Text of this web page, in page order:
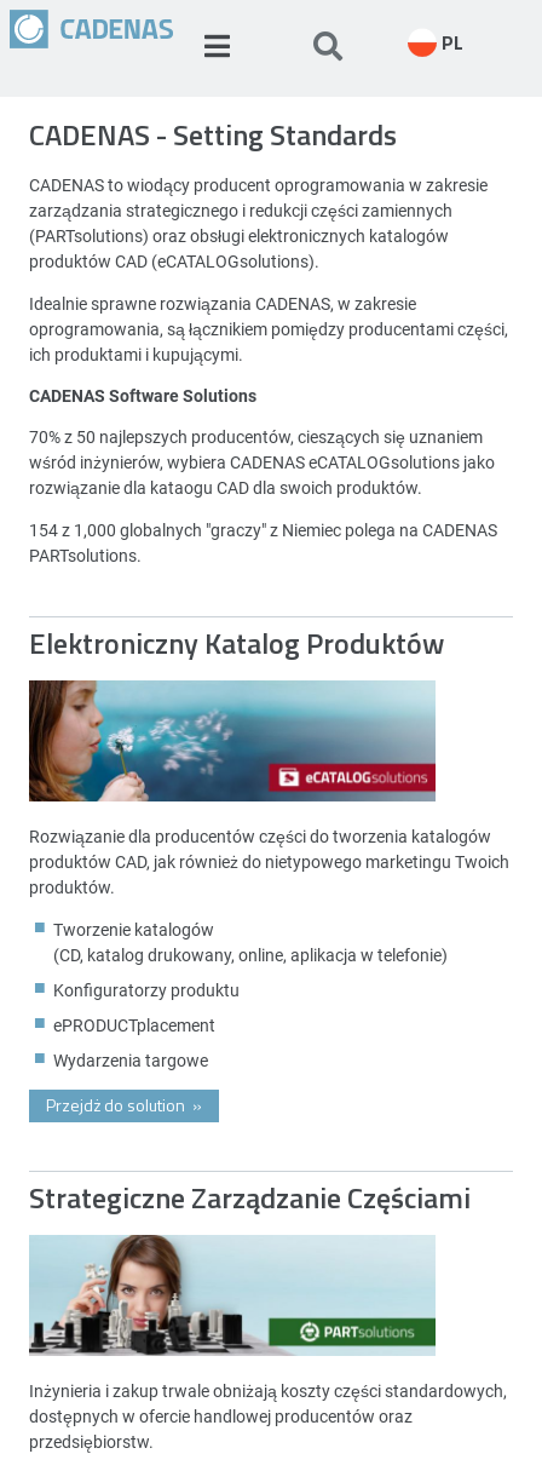
PL
CADENAS - Setting Standards
CADENAS to wiodący producent oprogramowania w zakresie
zarządzania strategicznego i redukcji części zamiennych
(PARTsolutions) oraz obsługi elektronicznych katalogów
produktów CAD (eCATALOGsolutions).
Idealnie sprawne rozwiązania CADENAS, w zakresie
oprogramowania, są łącznikiem pomiędzy producentami części,
ich produktami i kupującymi.
CADENAS Software Solutions
70% z 50 najlepszych producentów, cieszących się uznaniem
wśród inżynierów, wybiera CADENAS eCATALOGsolutions jako
rozwiązanie dla kataogu CAD dla swoich produktów.
154 z 1,000 globalnych "graczy" z Niemiec polega na CADENAS
PARTsolutions.
Elektroniczny Katalog Produktów
Rozwiązanie dla producentów części do tworzenia katalogów
produktów CAD, jak również do nietypowego marketingu Twoich
produktów.
Tworzenie katalogów
(CD, katalog drukowany, online, aplikacja w telefonie)
Konfiguratorzy produktu
ePRODUCTplacement
Wydarzenia targowe
Przejdż do solution »
Strategiczne Zarządzanie Częściami
Inżynieria i zakup trwale obniżają koszty części standardowych,
dostępnych w ofercie handlowej producentów oraz
przedsiębiorstw.